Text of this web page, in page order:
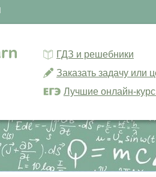
ГДЗ и решебники
Заказать задачу или
Лучшие онлайн-